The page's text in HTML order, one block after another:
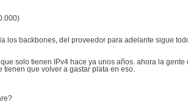
los backbones, del proveedor para adelante sigue
solo tienen IPv4 hace ya unos años. ahora la gente
que volver a gastar plata en eso.